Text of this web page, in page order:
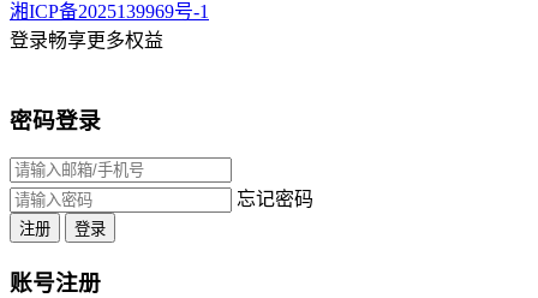
湘ICP备2025139969号-1
登录畅享更多权益
密码登录
忘记密码
注册 登录
账号注册